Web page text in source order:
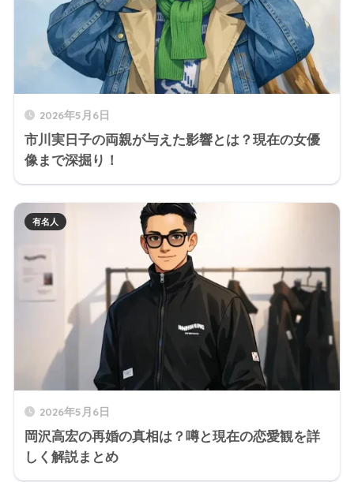
2026年5月6日
市川実日子の両親が与えた影響とは？現在の女優
像まで深掘り！
2026年5月6日
岡沢高宏の再婚の真相は？噂と現在の恋愛観を詳
しく解説まとめ
有名人